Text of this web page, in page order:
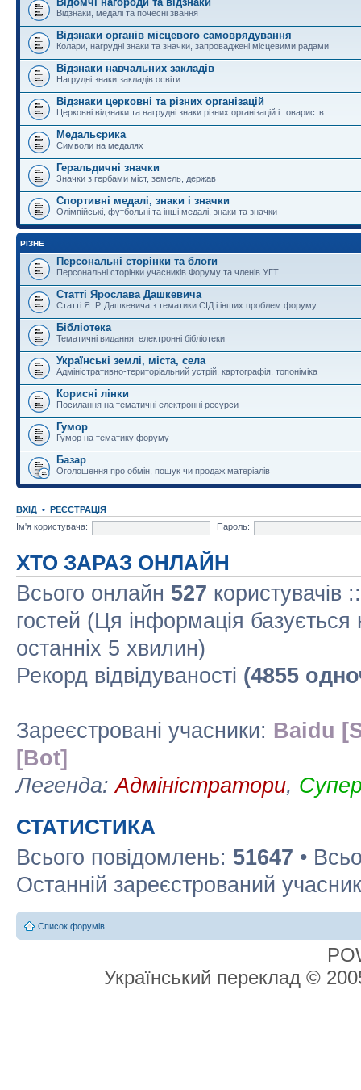
Відзнаки, медалі та почесні звання
Відзнаки органів місцевого самоврядування
Колари, нагрудні знаки та значки, запроваджені місцевими радами
Відзнаки навчальних закладів
Нагрудні знаки закладів освіти
Відзнаки церковні та різних організацій
Церковні відзнаки та нагрудні знаки різних організацій і товариств
Медальєрика
Символи на медалях
Геральдичні значки
Значки з гербами міст, земель, держав
Спортивні медалі, знаки і значки
Олімпійські, футбольні та інші медалі, знаки та значки
РІЗНЕ
Персональні сторінки та блоги
Персональні сторінки учасників Форуму та членів УГТ
Статті Ярослава Дашкевича
Статті Я. Р. Дашкевича з тематики СІД і інших проблем форуму
Бібліотека
Тематичні видання, електронні бібліотеки
Українські землі, міста, села
Адміністративно-територіальний устрій, картографія, топоніміка
Корисні лінки
Посилання на тематичні електронні ресурси
Гумор
Гумор на тематику форуму
Базар
Оголошення про обмін, пошук чи продаж матеріалів
ВХІД • РЕЄСТРАЦІЯ
Ім'я користувача:
Пароль:
ХТО ЗАРАЗ ОНЛАЙН
Всього онлайн 527 користувачів
гостей (Ця інформація базується
останніх 5 хвилин)
Рекорд відвідуваності (4855
Зареєстровані учасники: Baidu
[Bot]
Легенда:Адміністратори,
СТАТИСТИКА
Всього повідомлень: 51647 •
Останній зареєстрований
Список форумів
Український переклад ©